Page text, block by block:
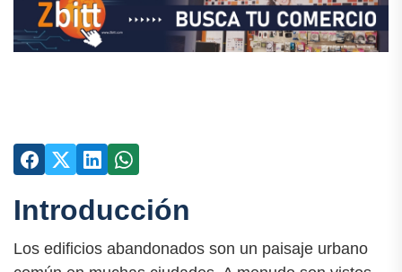
Introducción
Los edificios abandonados son un paisaje urbano